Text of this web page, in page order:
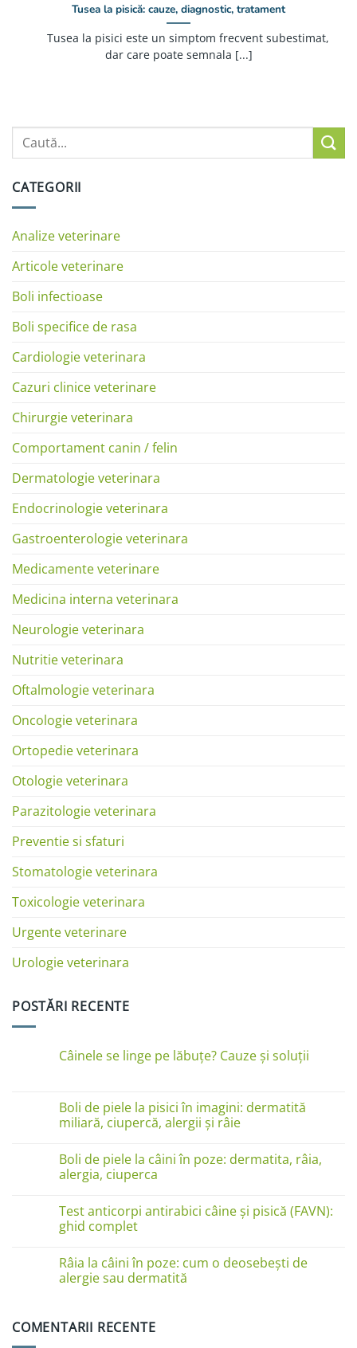
CATEGORII
Analize veterinare
Articole veterinare
Boli infectioase
Boli specifice de rasa
Cardiologie veterinara
Cazuri clinice veterinare
Chirurgie veterinara
Comportament canin / felin
Dermatologie veterinara
Endocrinologie veterinara
Gastroenterologie veterinara
Medicamente veterinare
Medicina interna veterinara
Neurologie veterinara
Nutritie veterinara
Oftalmologie veterinara
Oncologie veterinara
Ortopedie veterinara
Otologie veterinara
Parazitologie veterinara
Preventie si sfaturi
Stomatologie veterinara
Toxicologie veterinara
Urgente veterinare
Urologie veterinara
POSTĂRI RECENTE
Câinele se linge pe lăbuțe? Cauze și soluții
Câinele
se
linge
Cauze
și
soluții
Boli de piele la pisici în imagini: dermatită
miliară, ciupercă, alergii și râie
la
Boli
de
pisici
în
imagini:
ciupercă,
alergii
și
Boli de piele la câini în poze: dermatita, râia,
alergia, ciuperca
Boli
de
câini
în
poze:
ciuperca
Test anticorpi antirabici câine și pisică (FAVN):
ghid complet
la
Test
anticorpi
pisică
Râia la câini în poze: cum o deosebești de
alergie sau dermatită
Râia
COMENTARII RECENTE
Tusea la pisică: cauze, diagnostic, tratament
Tusea la pisici este un simptom frecvent subestimat,
dar care poate semnala [...]